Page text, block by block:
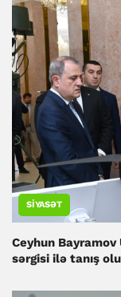
SIYASƏT
Ceyhun
sərgisi ilə tanış